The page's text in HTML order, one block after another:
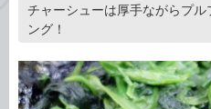
チャーシューは厚手ながらプ
ング！